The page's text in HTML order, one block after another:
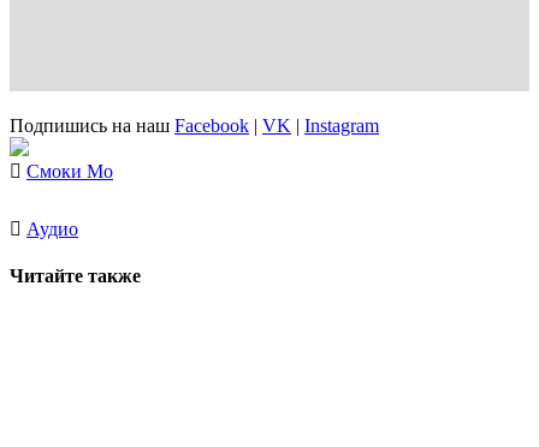
Подпишись на наш Facebook | VK | Instagram
Смоки Мо
Аудио
Читайте также